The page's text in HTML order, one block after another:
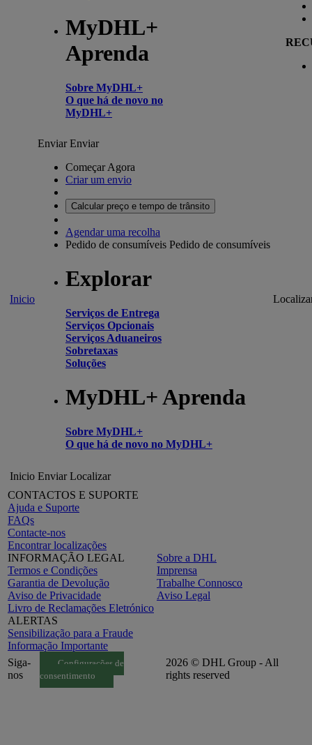
MyDHL+
Aprenda
Sobre MyDHL+
O que há de novo no
MyDHL+
Inicio
EnviarEnviar
Começar Agora
Criar um envio
Calcular preço e tempo de trânsito
Agendar uma recolha
Pedido de consumíveis Pedido de consumíveis
Explorar
Serviços de Entrega
Serviços Opcionais
Serviços Aduaneiros
Sobretaxas
Soluções
MyDHL+ Aprenda
Sobre MyDHL+
O que há de novo no MyDHL+
Inicio Enviar Localizar
CONTACTOS E SUPORTE
Ajuda e Suporte
FAQs
Contacte-nos
Encontrar localizações
INFORMAÇÃO LEGAL
Termos e Condições
Garantia de Devolução
Aviso de Privacidade
Livro de Reclamações Eletrónico
ALERTAS
Sensibilização para a Fraude
Informação Importante
Sobre a DHL
Imprensa
Trabalhe Connosco
Aviso Legal
Siga-
nos
Configurações de
consentimento
2026 © DHL Group - All
rights reserved